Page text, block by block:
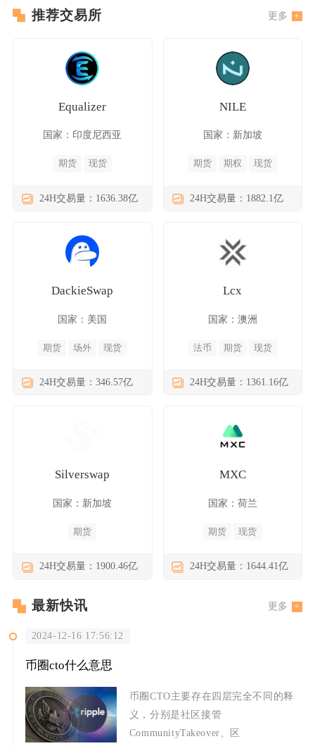
推荐交易所 更多
Equalizer
国家：印度尼西亚
期货 现货
24H交易量：1636.38亿
NILE
国家：新加坡
期货 期权 现货
24H交易量：1882.1亿
DackieSwap
国家：美国
期货 场外 现货
24H交易量：346.57亿
Lcx
国家：澳洲
法币 期货 现货
24H交易量：1361.16亿
Silverswap
国家：新加坡
期货
24H交易量：1900.46亿
MXC
国家：荷兰
期货 现货
24H交易量：1644.41亿
最新快讯 更多
2024-12-16 17:56:12
币圈cto什么意思
币圈CTO主要存在四层完全不同的释
义，分别是社区接管
CommunityTakeover、区